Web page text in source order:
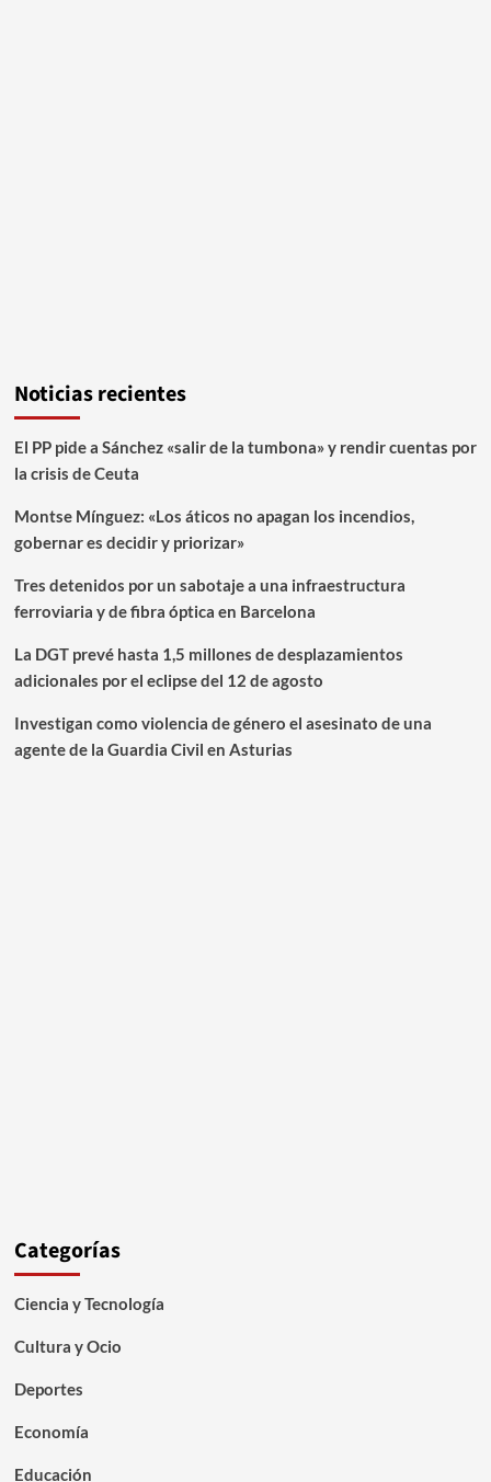
Noticias recientes
El PP pide a Sánchez «salir de la tumbona» y rendir cuentas por
la crisis de Ceuta
Montse Mínguez: «Los áticos no apagan los incendios,
gobernar es decidir y priorizar»
Tres detenidos por un sabotaje a una infraestructura
ferroviaria y de fibra óptica en Barcelona
La DGT prevé hasta 1,5 millones de desplazamientos
adicionales por el eclipse del 12 de agosto
Investigan como violencia de género el asesinato de una
agente de la Guardia Civil en Asturias
Categorías
Ciencia y Tecnología
Cultura y Ocio
Deportes
Economía
Educación